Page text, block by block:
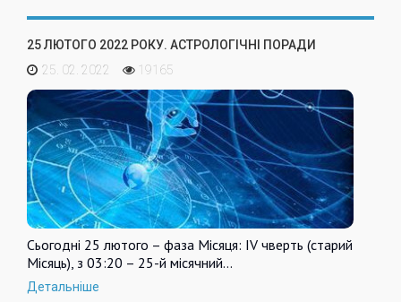
25 ЛЮТОГО 2022 РОКУ. АСТРОЛОГІЧНІ ПОРАДИ
25. 02. 2022
19165
Сьогодні 25 лютого – фаза Місяця: IV чверть (старий
Місяць), з 03:20 – 25-й місячний…
Детальніше